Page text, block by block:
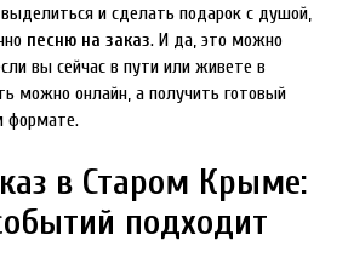
и сделать подарок с душой,
песню на заказ. И да, это можно
вы сейчас в пути или живете в
можно онлайн, а получить готовый
формате.
в Старом Крыме:
подходит